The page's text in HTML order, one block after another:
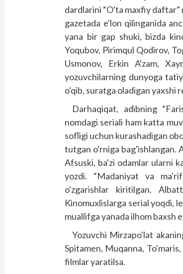
dardlarini “O'ta maxfiy
gazetada e'lon qilinganida
yana bir gap shuki, bizda
Yoqubov, Pirimqul Qodirov,
Usmonov, Erkin A'zam,
yozuvchilarning dunyoga
o'qib, suratga oladigan yaxshi
Darhaqiqat, adibning
nomdagi seriali ham katta
sofligi uchun kurashadigan
tutgan o'rniga bag'ishlangan.
Afsuski, ba'zi odamlar ularni
yozdi. “Madaniyat va
o'zgarishlar kiritilgan.
Kinomuxlislarga serial yoqdi,
muallifga yanada ilhom baxsh
Yozuvchi Mirzapo'lat
Spitamen, Muqanna,
filmlar yaratilsa.